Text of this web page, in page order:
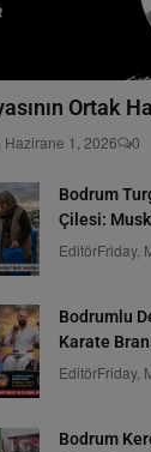
Ortak
Hazirane 1, 2026 0
Bodrum
Çilesi:
EditörFriday,
Bodrumlu
Karate
EditörFriday,
Bodrum